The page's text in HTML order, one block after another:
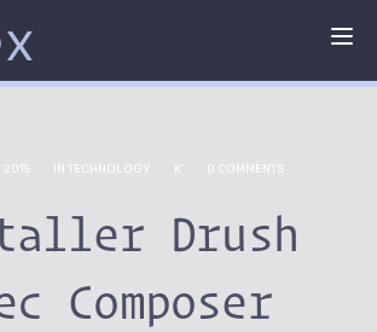
2015 IN TECHNOLOGY K' 0 COMMENTS
Drush
Composer